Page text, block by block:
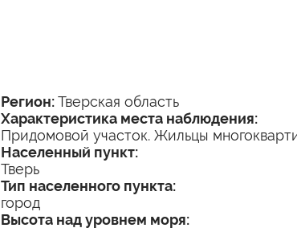
Регион:Тверская область
Характеристика места наблюдения:
Придомовой участок. Жильцы
Населенный пункт:
Тверь
Тип населенного пункта:
город
Высота над уровнем моря: